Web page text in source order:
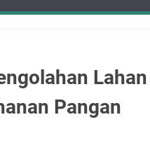
Lahan
Pangan